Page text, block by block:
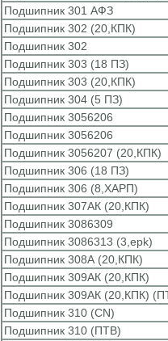
Подшипник 301 АФЗ
Подшипник 302 (20,КПК)
Подшипник 302
Подшипник 303 (18 ПЗ)
Подшипник 303 (20,КПК)
Подшипник 304 (5 ПЗ)
Подшипник 3056206
Подшипник 3056206
Подшипник 3056207 (20,КПК)
Подшипник 306 (18 ПЗ)
Подшипник 306 (8,ХАРП)
Подшипник 307АК (20,КПК)
Подшипник 3086309
Подшипник 3086313 (3,epk)
Подшипник 308А (20,КПК)
Подшипник 309АК (20,КПК)
Подшипник 309АК (20,КПК)
Подшипник 310 (CN)
Подшипник 310 (ПТВ)